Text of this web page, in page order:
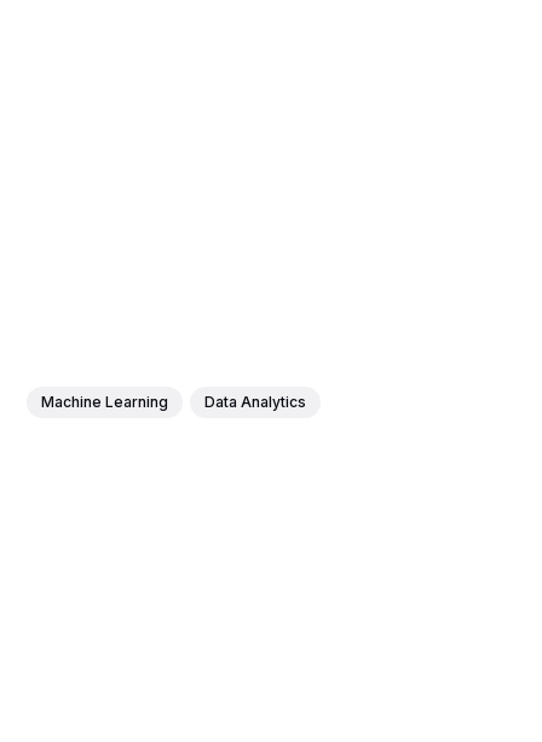
Machine Learning Data Analytics